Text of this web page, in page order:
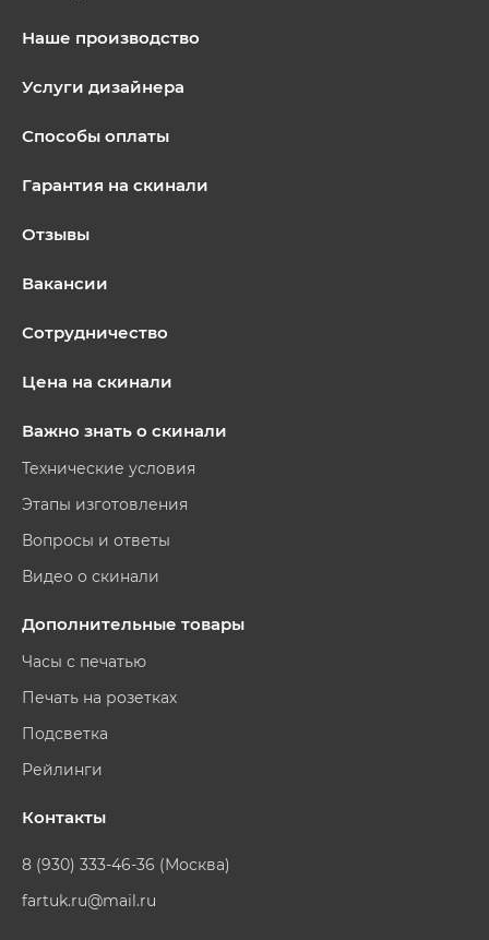
Наше производство
Услуги дизайнера
Способы оплаты
Гарантия на скинали
Отзывы
Вакансии
Сотрудничество
Цена на скинали
Важно знать о скинали
Технические условия
Этапы изготовления
Вопросы и ответы
Видео о скинали
Дополнительные товары
Часы с печатью
Печать на розетках
Подсветка
Рейлинги
Контакты
8 (930) 333-46-36 (Москва)
fartuk.ru@mail.ru